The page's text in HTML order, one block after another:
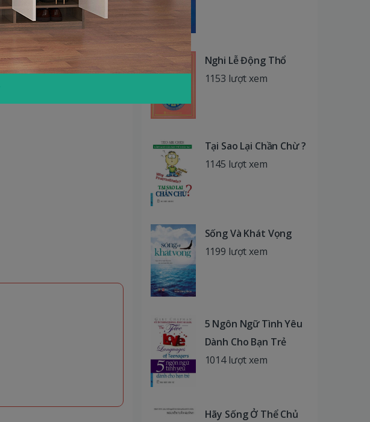
Nghi Lễ Động Thổ
1153 lượt xem
Tại Sao Lại Chần Chừ ?
1145 lượt xem
Sống Và Khát Vọng
1199 lượt xem
5 Ngôn Ngữ Tình Yêu
Dành Cho Bạn Trẻ
1014 lượt xem
Hãy Sống Ở Thể Chủ